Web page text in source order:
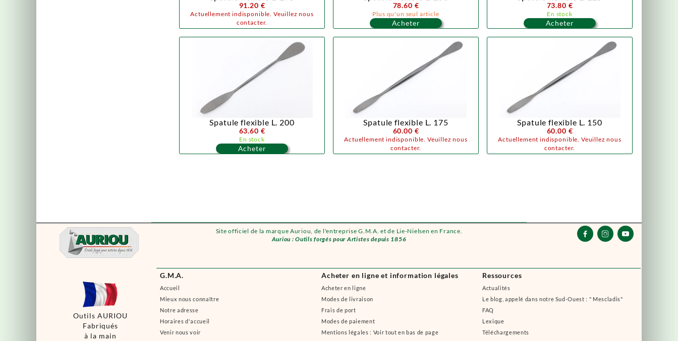
Site officiel de la marque Auriou, de l'entreprise G.M.A. et de Lie-Nielsen en France.
Auriou : Outils forgés pour Artistes depuis 1856
G.M.A.
Accueil
Mieux nous connaître
Notre adresse
Horaires d'accueil
Venir nous voir
Acheter en ligne et information légales
Acheter en ligne
Modes de livraison
Frais de port
Modes de paiement
Mentions légales : Voir tout en bas de page
Ressources
Actualités
Le blog, appelé dans notre Sud-Ouest : " Mescladis"
FAQ
Lexique
Téléchargements
  
Outils AURIOU
Fabriqués
à la main
91.20 €
Actuellement indisponible. Veuillez nous
contacter.
78.60 €
Plus qu'un seul article
Acheter
73.80 €
En stock
Acheter
Spatule flexible L. 200
63.60 €
En stock
Acheter
Spatule flexible L. 175
60.00 €
Actuellement indisponible. Veuillez nous
contacter.
Spatule flexible L. 150
60.00 €
Actuellement indisponible. Veuillez nous
contacter.